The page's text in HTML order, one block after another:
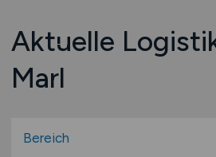
Aktuelle
Marl
Bereich